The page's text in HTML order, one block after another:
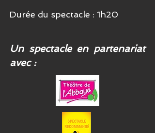
Durée du spectacle : 1h20
Un spectacle en partenariat
avec :